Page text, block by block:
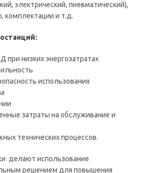
электрический, пневматический),
комплектации и т.д.
при низких энергозатратах
использования
затраты на обслуживание и
технических процессов.
делают использование
решением для повышения